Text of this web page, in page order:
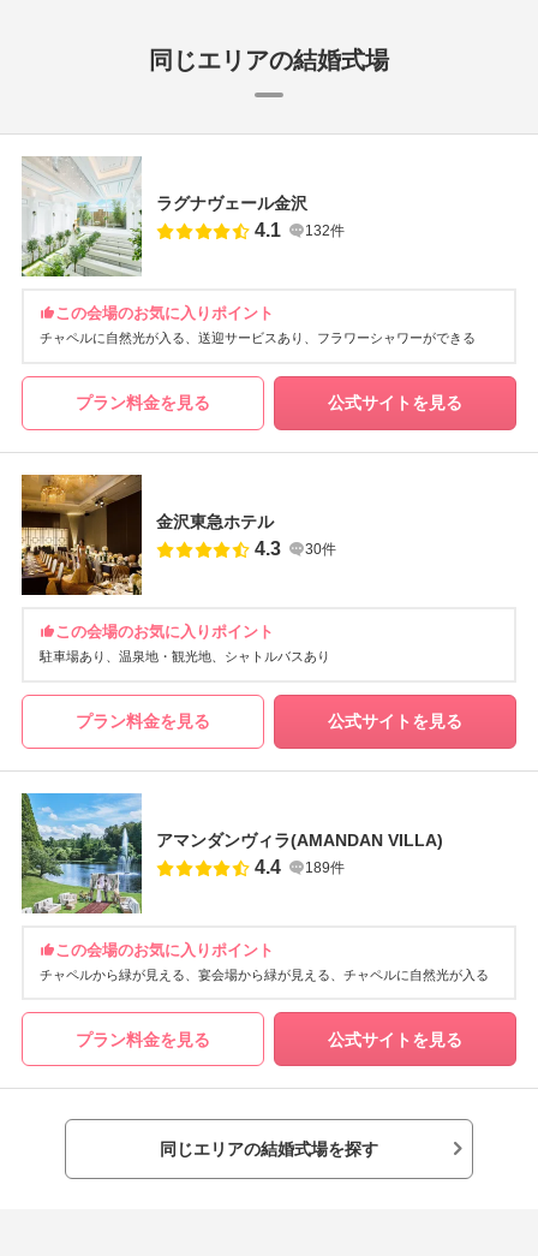
同じエリアの結婚式場
ラグナヴェール金沢
4.1 132件
この会場のお気に入りポイント
チャペルに自然光が入る 送迎サービスあり フラワーシャワーができる
プラン料金を見る 公式サイトを見る
金沢東急ホテル
4.3 30件
この会場のお気に入りポイント
駐車場あり 温泉地・観光地 シャトルバスあり
プラン料金を見る 公式サイトを見る
アマンダンヴィラ(AMANDAN VILLA)
4.4 189件
この会場のお気に入りポイント
チャペルから緑が見える 宴会場から緑が見える チャペルに自然光が入る
プラン料金を見る 公式サイトを見る
同じエリアの結婚式場を探す